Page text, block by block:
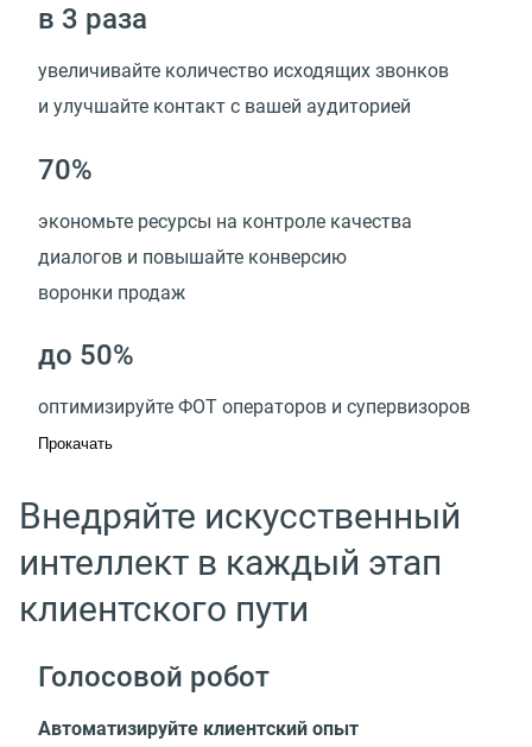
в 3 раза
увеличивайте количество исходящих звонков
и улучшайте контакт с вашей аудиторией
70%
экономьте ресурсы на контроле качества
диалогов и повышайте конверсию
воронки продаж
до 50%
оптимизируйте ФОТ операторов и супервизоров
Прокачать
Внедряйте искусственный
интеллект в каждый этап
клиентского пути
Голосовой робот
Автоматизируйте клиентский опыт